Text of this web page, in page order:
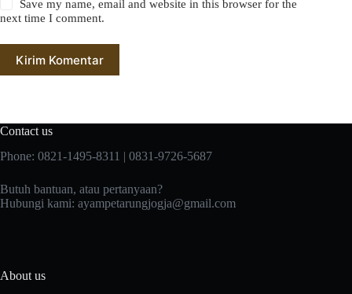
Save my name, email and website in this browser for the
next time I comment.
Kirim Komentar
Contact us
Phone: 0821-1495-8311 | 0831-9726-5687
Butuh bantuan, atau pertanyaan?
Hubungi kami: ayampetarungjogja@gmail.com
About us